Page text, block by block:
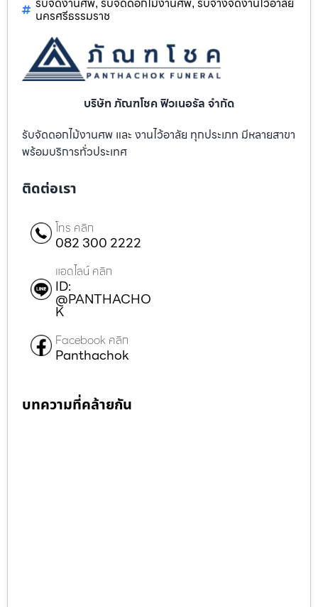
, ,
นครศรีธรรมราช
บริษัท ภัณฑโชค ฟิวเนอรัล จำกัด
รับจัดดอกไม้งานศพ และ งานไว้อาลัย ทุกประเภท มีหลายสาขา
พร้อมบริการทั่วประเทศ
ติดต่อเรา
โทร คลิก
082 300 2222
แอดไลน์ คลิก
ID:
@PANTHACHO
K
Facebook คลิก
Panthachok
บทความที่คล้ายกัน